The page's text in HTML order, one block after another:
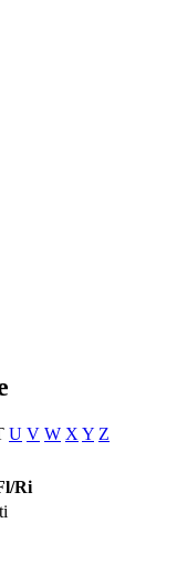
U V W X Y Z
Ri